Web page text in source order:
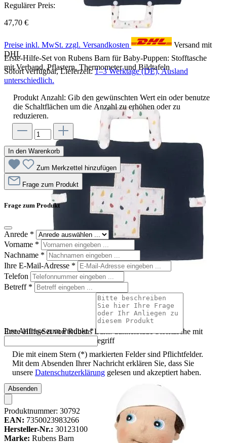
Erste-Hilfe-Set von Rubens Barn für Baby-Puppen: Stofftasche
mit Verband, Pflastern, Thermometer und Bildtafeln
Erste-Hilfe-Set von Rubens Barn: dunkelblaue Stofftasche mit
gemustertem Kreuz und Tragegriff
Regulärer Preis:
47,70 €
Preise inkl. MwSt. zzgl. Versandkosten
Versand mit
DHL
Sofort verfügbar, Lieferzeit:1–3 Werktage (DE), Ausland
unterschiedlich.
Produkt Anzahl: Gib den gewünschten Wert ein oder benutze
die Schaltflächen um die Anzahl zu erhöhen oder zu
reduzieren.
In den Warenkorb
Zum Merkzettel hinzufügen
Frage zum Produkt
Frage zum Produkt
Anrede *
Vorname *
Nachname *
Ihre E-Mail-Adresse *
Telefon
Betreff *
Ihre Anfrage zum Produkt*
Die mit einem Stern (*) markierten Felder sind Pflichtfelder.
Mit dem Absenden Ihrer Nachricht erklären Sie, dass Sie
unsere Datenschutzerklärung gelesen und akzeptiert haben.
Absenden
Produktnummer: 30792
EAN: 7350023983266
Hersteller-Nr.: 30123100
Marke: Rubens Barn